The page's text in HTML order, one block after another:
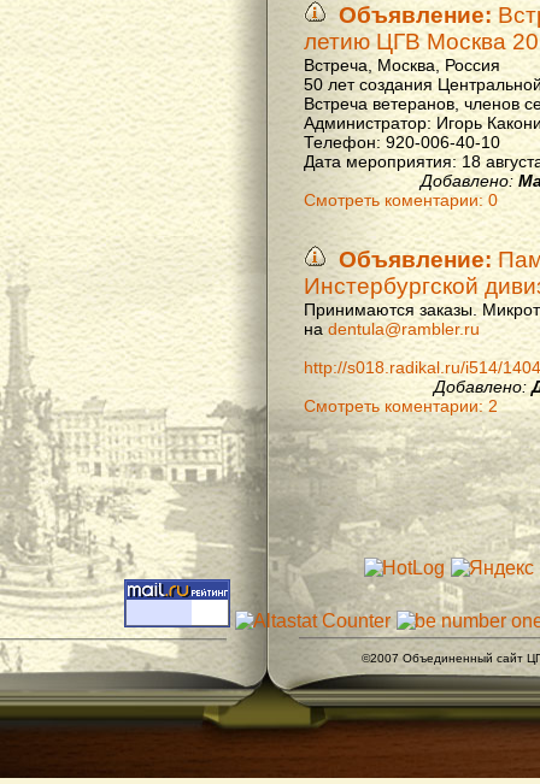
Объявление:
летию ЦГВ Москва
Встреча, Москва, Россия
50 лет создания
Встреча ветеранов, членов
Администратор: Игорь
Телефон: 920-006-40-10
Дата мероприятия: 18
Добавлено:
Смотреть коментарии: 0
Объявление:
Инстербургской
Принимаются заказы.
на dentula@rambler.ru
http://s018.radikal.ru/i514/
Добавлено:
Смотреть коментарии: 2
©2007 Объединенный сайт